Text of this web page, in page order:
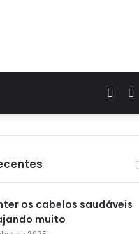
Artigo
os cabelos saudáveis
muito